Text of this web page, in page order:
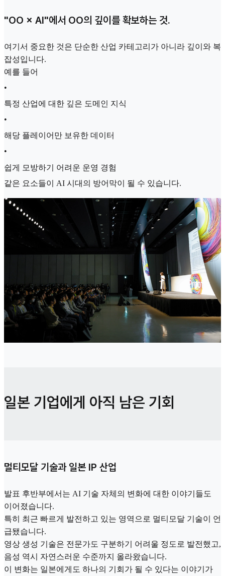
"OO × AI"에서 OO의 깊이를 확보하는 것.
여기서 중요한 것은 단순한 산업 카테고리가 아니라 깊이와 복
잡성입니다.
예를 들어
•
특정 산업에 대한 깊은 도메인 지식
•
해당 플레이어만 보유한 데이터
•
쉽게 모방하기 어려운 운영 경험
같은 요소들이 AI 시대의 방어막이 될 수 있습니다.
일본 기업에게 아직 남은 기회
멀티모달 기술과 일본 IP 산업
발표 후반부에서는 AI 기술 자체의 변화에 대한 이야기들도
이어졌습니다.
특히 최근 빠르게 발전하고 있는 영역으로 멀티모달 기술이 언
급됐습니다.
영상 생성 기술은 전문가도 구분하기 어려울 정도로 발전했고,
음성 역시 자연스러운 수준까지 올라왔습니다.
이 변화는 일본에게도 하나의 기회가 될 수 있다는 이야기가